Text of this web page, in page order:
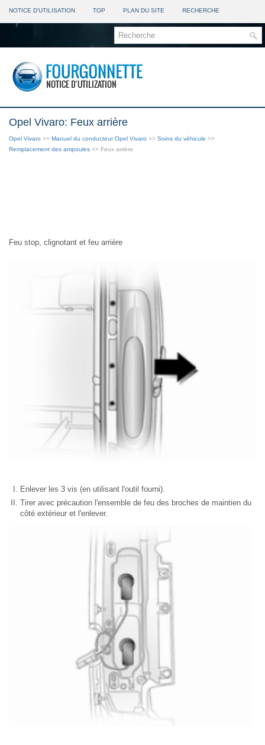
NOTICE D'UTILISATION TOP PLAN DU SITE RECHERCHE
Opel Vivaro: Feux arrière
Opel Vivaro >> Manuel du conducteur Opel Vivaro >> Soins du véhicule >>
Remplacement des ampoules >> Feux arrière
Feu stop, clignotant et feu arrière
Enlever les 3 vis (en utilisant l'outil fourni).
Tirer avec précaution l'ensemble de feu des broches de maintien du
côté extérieur et l'enlever.